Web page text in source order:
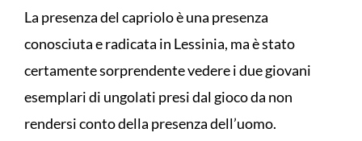
La presenza del capriolo è una presenza
conosciuta e radicata in Lessinia, ma è stato
certamente sorprendente vedere i due giovani
esemplari di ungolati presi dal gioco da non
rendersi conto della presenza dell’uomo.